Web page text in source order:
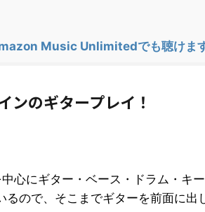
Music Unlimitedでも聴けま
ンのギタープレイ！
心にギター・ベース・ドラム・キ
るので、そこまでギターを前面に出